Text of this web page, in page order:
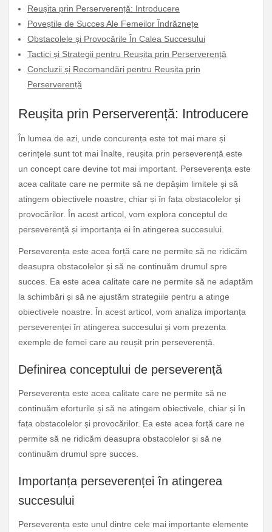
Reușita prin Perserverență: Introducere
Poveștile de Succes Ale Femeilor Îndrăznețe
Obstacolele și Provocările În Calea Succesului
Tactici și Strategii pentru Reușita prin Perserverență
Concluzii și Recomandări pentru Reușita prin
Perserverență
Reușita prin Perserverență: Introducere
În lumea de azi, unde concurența este tot mai mare și
cerințele sunt tot mai înalte, reușita prin perseverență este
un concept care devine tot mai important. Perseverența este
acea calitate care ne permite să ne depășim limitele și să
atingem obiectivele noastre, chiar și în fața obstacolelor și
provocărilor. În acest articol, vom explora conceptul de
perseverență și importanța ei în atingerea succesului.
Perseverența este acea forță care ne permite să ne ridicăm
deasupra obstacolelor și să ne continuăm drumul spre
succes. Ea este acea calitate care ne permite să ne adaptăm
la schimbări și să ne ajustăm strategiile pentru a atinge
obiectivele noastre. În acest articol, vom analiza importanța
perseverenței în atingerea succesului și vom prezenta
exemple de femei care au reușit prin perseverență.
Definirea conceptului de perseverență
Perseverența este acea calitate care ne permite să ne
continuăm eforturile și să ne atingem obiectivele, chiar și în
fața obstacolelor și provocărilor. Ea este acea forță care ne
permite să ne ridicăm deasupra obstacolelor și să ne
continuăm drumul spre succes.
Importanța perseverenței în atingerea
succesului
Perseverența este unul dintre cele mai importante elemente